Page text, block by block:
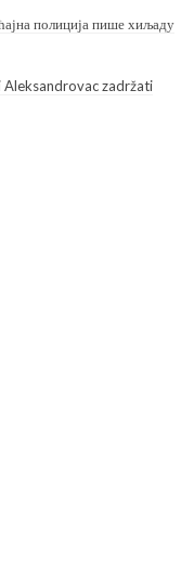
полиција пише хиљаду
zadržati